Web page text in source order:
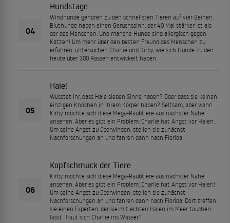
04
Hundstage
Windhunde gehören zu den schnellsten Tieren auf vier Beinen.
Bluthunde haben einen Geruchssinn, der 40 Mal stärker ist als
der des Menschen. Und manche Hunde sind allergisch gegen
Katzen! Um mehr über den besten Freund des Menschen zu
erfahren, untersuchen Charlie und Kirby, wie sich Hunde zu den
heute über 300 Rassen entwickelt haben.
05
Haie!
Wusstet ihr, dass Haie sieben Sinne haben? Oder dass sie keinen
einzigen Knochen in ihrem Körper haben? Seltsam, aber wahr!
Kirby möchte sich diese Mega-Raubtiere aus nächster Nähe
ansehen. Aber es gibt ein Problem: Charlie hat Angst vor Haien.
Um seine Angst zu überwinden, stellen sie zunächst
Nachforschungen an und fahren dann nach Florida.
06
Kopfschmuck der Tiere
Kirby möchte sich diese Mega-Raubtiere aus nächster Nähe
ansehen. Aber es gibt ein Problem: Charlie hat Angst vor Haien!
Um seine Angst zu überwinden, stellen sie zunächst
Nachforschungen an und fahren dann nach Florida. Dort treffen
sie einen Experten, der sie mit echten Haien im Meer tauchen
lässt. Traut sich Charlie ins Wasser?